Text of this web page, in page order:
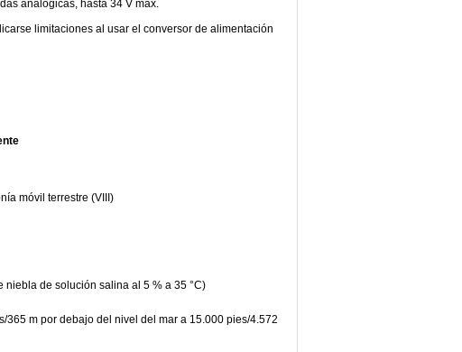
analógicas, hasta 34 V máx.
limitaciones al usar el conversor de alimentación
móvil terrestre (VIII)
niebla de solución salina al 5 % a 35 °C)
365 m por debajo del nivel del mar a 15.000 pies/4.572